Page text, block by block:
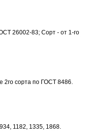
26002-83; Сорт - от 1-го
2го сорта по ГОСТ 8486.
1182, 1335, 1868.